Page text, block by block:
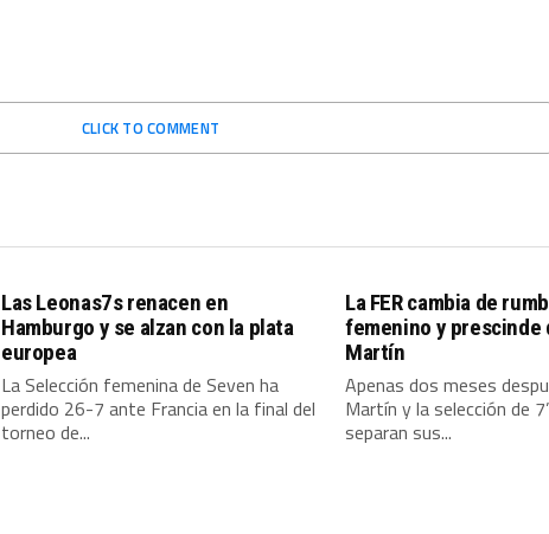
CLICK TO COMMENT
Las Leonas7s renacen en
Hamburgo y se alzan con la plata
europea
La Selección femenina de Seven ha
perdido 26-7 ante Francia en la final del
torneo de...
La FER cambia de
femenino y prescinde
Martín
Apenas dos meses
Martín y la selección de
separan sus...